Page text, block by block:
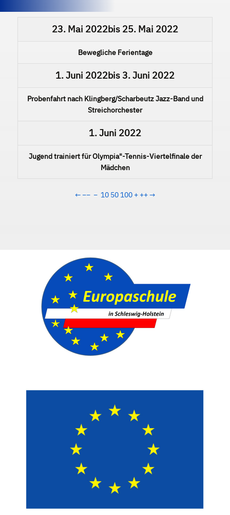
23. Mai 2022bis 25. Mai 2022
Bewegliche Ferientage
1. Juni 2022bis3. Juni 2022
Probenfahrt nach Klingberg/Scharbeutz Jazz-Band und
Streichorchester
1. Juni 2022
Jugend trainiert für Olympia"-Tennis-Viertelfinale der
Mädchen
← −− − 10 50 100 + ++→